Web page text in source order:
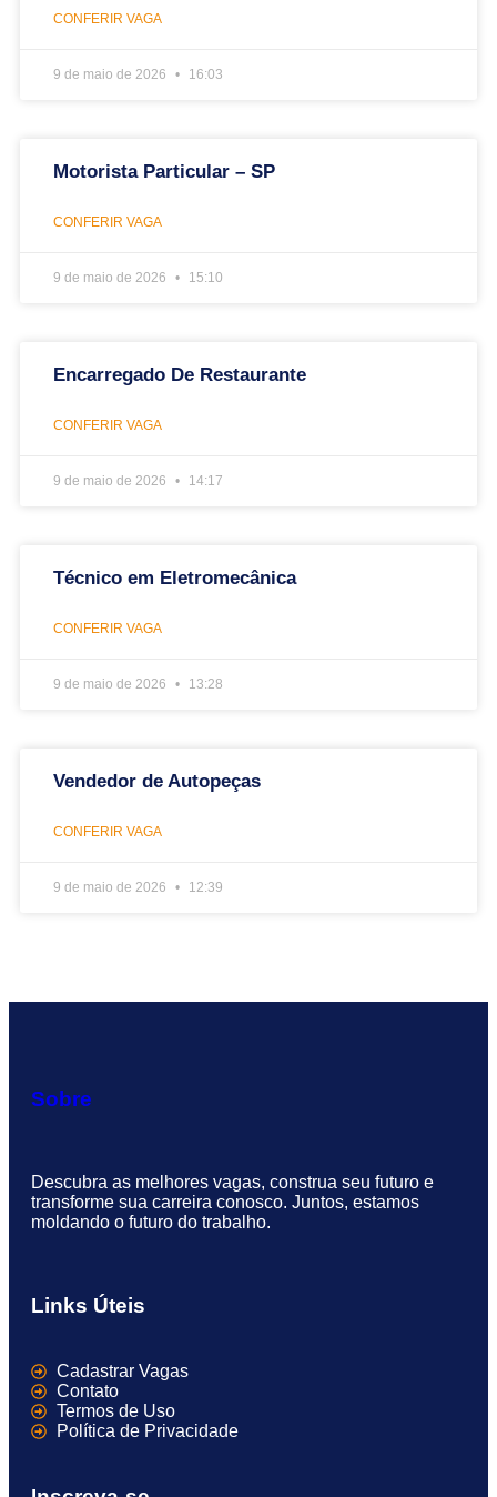
CONFERIR VAGA
9 de maio de 2026 16:03
Motorista Particular – SP
CONFERIR VAGA
9 de maio de 2026 15:10
Encarregado De Restaurante
CONFERIR VAGA
9 de maio de 2026 14:17
Técnico em Eletromecânica
CONFERIR VAGA
9 de maio de 2026 13:28
Vendedor de Autopeças
CONFERIR VAGA
9 de maio de 2026 12:39
Sobre
Descubra as melhores vagas, construa seu futuro e
transforme sua carreira conosco. Juntos, estamos
moldando o futuro do trabalho.
Links Úteis
Cadastrar Vagas
Contato
Termos de Uso
Política de Privacidade